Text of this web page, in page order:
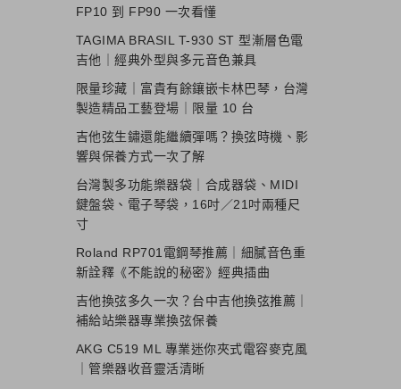
FP10 到 FP90 一次看懂
TAGIMA BRASIL T-930 ST 型漸層色電
吉他｜經典外型與多元音色兼具
限量珍藏｜富貴有餘鑲嵌卡林巴琴，台灣
製造精品工藝登場｜限量 10 台
吉他弦生鏽還能繼續彈嗎？換弦時機、影
響與保養方式一次了解
台灣製多功能樂器袋｜合成器袋、MIDI
鍵盤袋、電子琴袋，16吋／21吋兩種尺
寸
Roland RP701電鋼琴推薦｜細膩音色重
新詮釋《不能說的秘密》經典插曲
吉他換弦多久一次？台中吉他換弦推薦｜
補給站樂器專業換弦保養
AKG C519 ML 專業迷你夾式電容麥克風
｜管樂器收音靈活清晰